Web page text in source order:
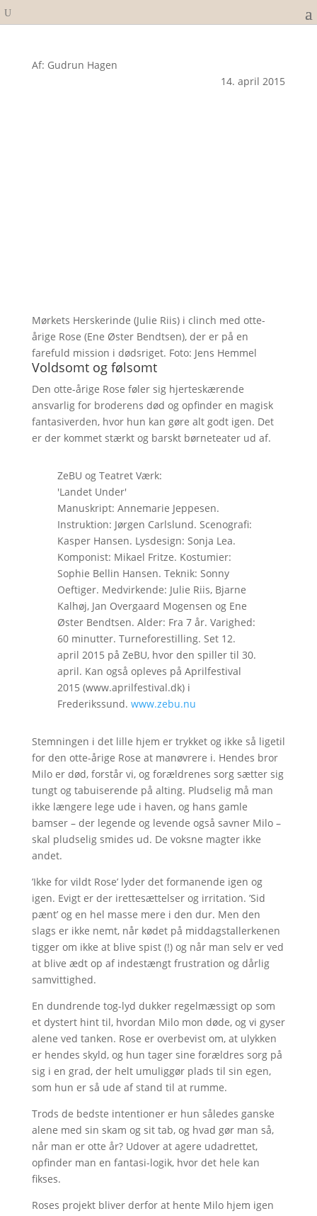
Af: Gudrun Hagen
14. april 2015
Mørkets Herskerinde (Julie Riis) i clinch med otte-
årige Rose (Ene Øster Bendtsen), der er på en
farefuld mission i dødsriget. Foto: Jens Hemmel
Voldsomt og følsomt
Den otte-årige Rose føler sig hjerteskærende
ansvarlig for broderens død og opfinder en magisk
fantasiverden, hvor hun kan gøre alt godt igen. Det
er der kommet stærkt og barskt børneteater ud af.
ZeBU og Teatret Værk:
'Landet Under'
Manuskript: Annemarie Jeppesen.
Instruktion: Jørgen Carlslund. Scenografi:
Kasper Hansen. Lysdesign: Sonja Lea.
Komponist: Mikael Fritze. Kostumier:
Sophie Bellin Hansen. Teknik: Sonny
Oeftiger. Medvirkende: Julie Riis, Bjarne
Kalhøj, Jan Overgaard Mogensen og Ene
Øster Bendtsen. Alder: Fra 7 år. Varighed:
60 minutter. Turneforestilling. Set 12.
april 2015 på ZeBU, hvor den spiller til 30.
april. Kan også opleves på Aprilfestival
2015 (www.aprilfestival.dk) i
Frederikssund. www.zebu.nu
Stemningen i det lille hjem er trykket og ikke så ligetil
for den otte-årige Rose at manøvrere i. Hendes bror
Milo er død, forstår vi, og forældrenes sorg sætter sig
tungt og tabuiserende på alting. Pludselig må man
ikke længere lege ude i haven, og hans gamle
bamser – der legende og levende også savner Milo –
skal pludselig smides ud. De voksne magter ikke
andet.
’Ikke for vildt Rose’ lyder det formanende igen og
igen. Evigt er der irettesættelser og irritation. ’Sid
pænt’ og en hel masse mere i den dur. Men den
slags er ikke nemt, når kødet på middagstallerkenen
tigger om ikke at blive spist (!) og når man selv er ved
at blive ædt op af indestængt frustration og dårlig
samvittighed.
En dundrende tog-lyd dukker regelmæssigt op som
et dystert hint til, hvordan Milo mon døde, og vi gyser
alene ved tanken. Rose er overbevist om, at ulykken
er hendes skyld, og hun tager sine forældres sorg på
sig i en grad, der helt umuliggør plads til sin egen,
som hun er så ude af stand til at rumme.
Trods de bedste intentioner er hun således ganske
alene med sin skam og sit tab, og hvad gør man så,
når man er otte år? Udover at agere udadrettet,
opfinder man en fantasi-logik, hvor det hele kan
fikses.
Roses projekt bliver derfor at hente Milo hjem igen